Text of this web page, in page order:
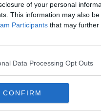
of your personal
This information may also
Participants that may further
Data Processing Opt Outs
CONFIRM